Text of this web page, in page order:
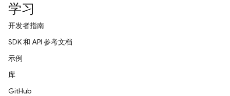
学习
开发者指南
SDK 和 API 参考文档
示例
库
GitHub